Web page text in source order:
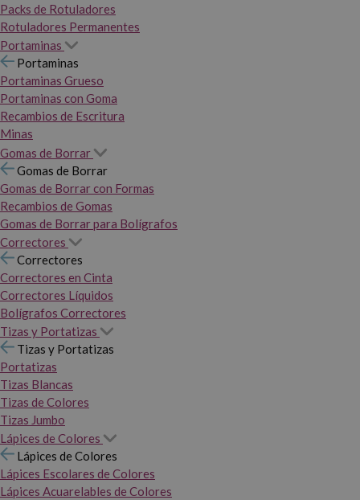
Packs de Rotuladores
Rotuladores Permanentes
Portaminas
Portaminas
Portaminas Grueso
Portaminas con Goma
Recambios de Escritura
Minas
Gomas de Borrar
Gomas de Borrar
Gomas de Borrar con Formas
Recambios de Gomas
Gomas de Borrar para Bolígrafos
Correctores
Correctores
Correctores en Cinta
Correctores Líquidos
Bolígrafos Correctores
Tizas y Portatizas
Tizas y Portatizas
Portatizas
Tizas Blancas
Tizas de Colores
Tizas Jumbo
Lápices de Colores
Lápices de Colores
Lápices Escolares de Colores
Lápices Acuarelables de Colores